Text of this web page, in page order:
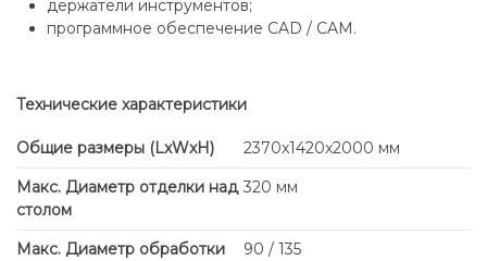
держатели инструментов;
программное обеспечение CAD / CAM.
Технические характеристики
Общие размеры (LxWxH)
2370x1420x2000 мм
Макс. Диаметр отделки над
столом
320 мм
Макс. Диаметр обработки
90 / 135